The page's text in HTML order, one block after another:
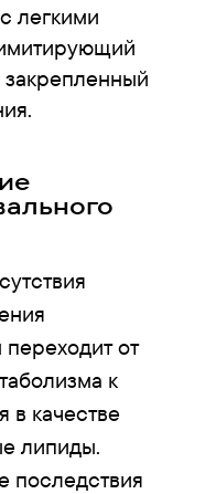
легкими
от
к
в качестве
липиды.
последствия